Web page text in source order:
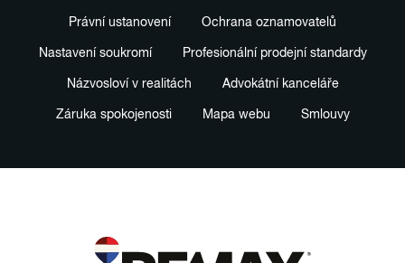
Právní ustanovení Ochrana oznamovatelů
Nastavení soukromí Profesionální prodejní standardy
Názvosloví v realitách Advokátní kanceláře
Záruka spokojenosti Mapa webu Smlouvy